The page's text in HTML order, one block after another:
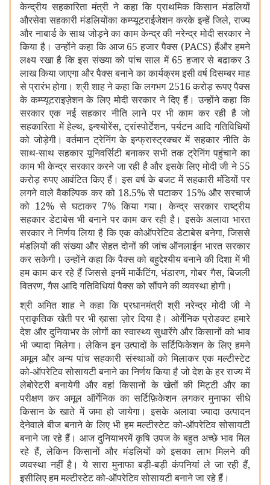
केन्द्रीय सहकारिता मंत्री ने कहा कि प्राथमिक किसान मंडलियों
औरसेवा सहकारी मंडलियोंका कम्प्यूटराईजेशन करके इन्हें जिले, राज्य
और नाबार्ड के साथ जोड़ने का काम केन्द्र की नरेन्द्र मोदी सरकार ने
किया है। उन्होंने कहा कि आज 65 हजार पैक्स (PACS) हैंऔर हमने
लक्ष्य रखा है कि इस संख्या को पांच साल में 65 हजार से बढाकर 3
लाख किया जाएगा और पैक्स बनाने का कार्यक्रम इसी वर्ष दिसम्बर माह
से प्रारंभ होगा। श्री शाह ने कहा कि लगभग 2516 करोड़ रूपए पैक्स
के कम्प्यूटराइज़ेशन के लिए मोदी सरकार ने दिए हैं। उन्होंने कहा कि
सरकार एक नई सहकार नीति लाने पर भी काम कर रही है जो
सहकारिता में हेल्थ, इन्श्योरेंस, ट्रांस्पोर्टेशन, पर्यटन आदि गतिविधियों
को जोड़ेगी। वर्तमान ट्रेनिंग के इन्फ्रास्ट्रक्चर में सहकार नीति के
साथ-साथ सहकार यूनिवर्सिटी बनाकर सभी तक ट्रेनिंग पहुंचाने का
काम भी केन्द्र सरकार करने जा रही है और इसके लिए मोदी जी ने 55
करोड़ रुपए आवंटित किए हैं। इस वर्ष के बजट में सहकारी मंडियों पर
लगने वाले वैकल्पिक कर को 18.5% से घटाकर 15% और सरचार्ज
को 12% से घटाकर 7% किया गया। केन्द्र सरकार राष्ट्रीय
सहकार डेटाबेस भी बनाने पर काम कर रही है। इसके अलावा भारत
सरकार ने निर्णय लिया है कि एक कोऑपरेटिव डेटाबेस बनेगा, जिससे
मंडलियों की संख्या और सेहत दोनों की जांच ऑनलाईन भारत सरकार
कर सकेगी। उन्होंने कहा कि पैक्स को बहुद्देश्यीय बनाने की दिशा में भी
हम काम कर रहे हैं जिससे इनमें मार्केटिंग, भंडारण, गोबर गैस, बिजली
वितरण, गैस आदि गतिविधियां पैक्स को सौंपने की व्यवस्था होगी।
श्री अमित शाह ने कहा कि प्रधानमंत्री श्री नरेन्द्र मोदी जी ने
प्राकृतिक खेती पर भी ख़ासा ज़ोर दिया है। ओर्गेनिक प्रोडक्ट हमारे
देश और दुनियाभर के लोगों का स्वास्थ्य सुधारेंगे और किसानों को भाव
भी ज्यादा मिलेगा। लेकिन इन उत्पादों के सर्टिफिकेशन के लिए हमने
अमूल और अन्य पांच सहकारी संस्थाओं को मिलाकर एक मल्टीस्टेट
को-ऑपरेटिव सोसायटी बनाने का निर्णय किया है जो देश के हर राज्य में
लेबोरेटरी बनायेगी और वहां किसानों के खेतों की मिट्टी और का
परीक्षण कर अमूल ऑर्गेनिक का सर्टिफ़िकेशन लगकर मुनाफा सीधे
किसान के खाते में जमा हो जायेगा। इसके अलावा ज्यादा उत्पादन
देनेवाले बीज बनाने के लिए भी हम मल्टीस्टेट को-ऑपरेटिव सोसायटी
बनाने जा रहे हैं। आज दुनियाभरमें कृषि उपज के बहुत अच्छे भाव मिल
रहे हैं, लेकिन किसानों और मंडलियों को इसका लाभ मिलने की
व्यवस्था नहीं है। ये सारा मुनाफा बड़ी-बड़ी कंपनियां ले जा रही हैं,
इसीलिए हम मल्टीस्टेट को-ऑपरेटिव सोसायटी बनाने जा रहे हैं।